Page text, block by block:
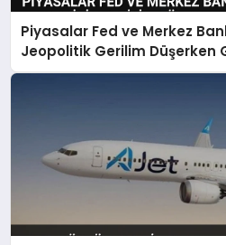
Piyasalar Fed ve Merkez
Jeopolitik Gerilim Düşerken